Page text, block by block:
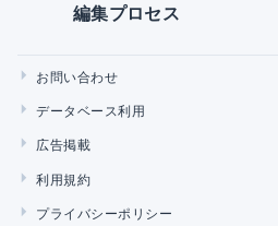
編集プロセス
お問い合わせ
データベース利用
広告掲載
利用規約
プライバシーポリシー